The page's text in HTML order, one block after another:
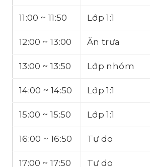
11:00 ~ 11:50 Lớp 1:1
12:00 ~ 13:00 Ăn trưa
13:00 ~ 13:50 Lớp nhóm
14:00 ~ 14:50 Lớp 1:1
15:00 ~ 15:50 Lớp 1:1
16:00 ~ 16:50 Tự do
17:00 ~ 17:50 Tự do